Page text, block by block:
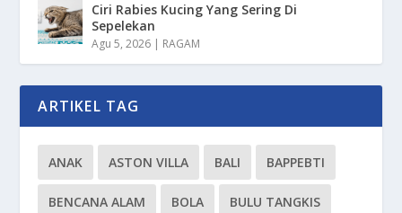
Ciri Rabies Kucing Yang Sering Di
Sepelekan
Agu 5, 2026 | RAGAM
ARTIKEL TAG
ANAK ASTON VILLA BALI BAPPEBTI
BENCANA ALAM BOLA BULU TANGKIS